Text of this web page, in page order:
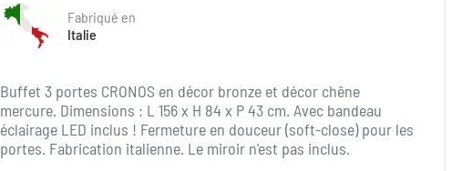
Fabriqué en
Italie
Buffet 3 portes CRONOS en décor bronze et décor chêne
mercure. Dimensions : L 156 x H 84 x P 43 cm. Avec bandeau
éclairage LED inclus ! Fermeture en douceur (soft-close) pour les
portes. Fabrication italienne. Le miroir n'est pas inclus.